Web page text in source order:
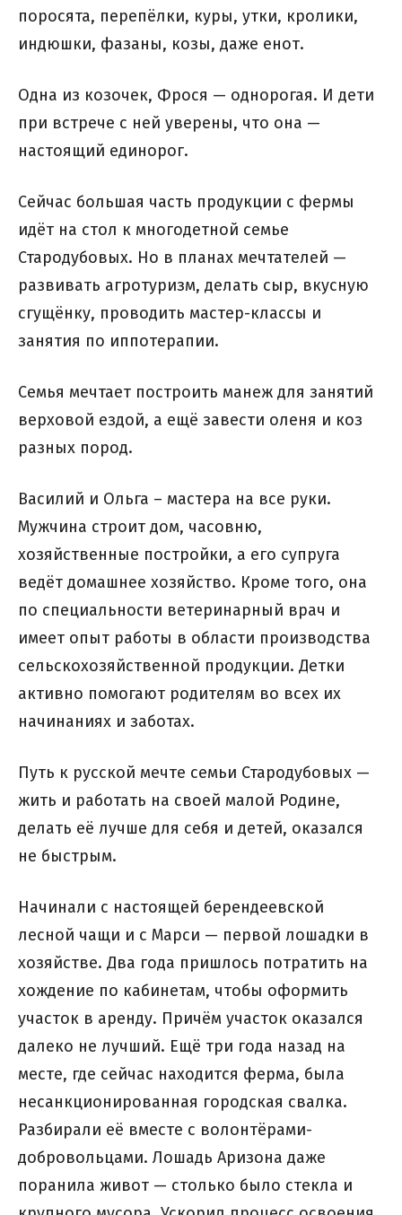
поросята, перепёлки, куры, утки, кролики,
индюшки, фазаны, козы, даже енот.
Одна из козочек, Фрося — однорогая. И дети
при встрече с ней уверены, что она —
настоящий единорог.
Сейчас большая часть продукции с фермы
идёт на стол к многодетной семье
Стародубовых. Но в планах мечтателей —
развивать агротуризм, делать сыр, вкусную
сгущёнку, проводить мастер-классы и
занятия по иппотерапии.
Семья мечтает построить манеж для занятий
верховой ездой, а ещё завести оленя и коз
разных пород.
Василий и Ольга – мастера на все руки.
Мужчина строит дом, часовню,
хозяйственные постройки, а его супруга
ведёт домашнее хозяйство. Кроме того, она
по специальности ветеринарный врач и
имеет опыт работы в области производства
сельскохозяйственной продукции. Детки
активно помогают родителям во всех их
начинаниях и заботах.
Путь к русской мечте семьи Стародубовых —
жить и работать на своей малой Родине,
делать её лучше для себя и детей, оказался
не быстрым.
Начинали с настоящей берендеевской
лесной чащи и с Марси — первой лошадки в
хозяйстве. Два года пришлось потратить на
хождение по кабинетам, чтобы оформить
участок в аренду. Причём участок оказался
далеко не лучший. Ещё три года назад на
месте, где сейчас находится ферма, была
несанкционированная городская свалка.
Разбирали её вместе с волонтёрами-
добровольцами. Лошадь Аризона даже
поранила живот — столько было стекла и